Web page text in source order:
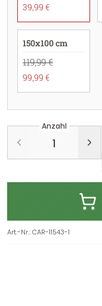
39,99 €
150x100 cm
119,99 €
99,99 €
Anzahl
Art.-Nr.:CAR-11543-1